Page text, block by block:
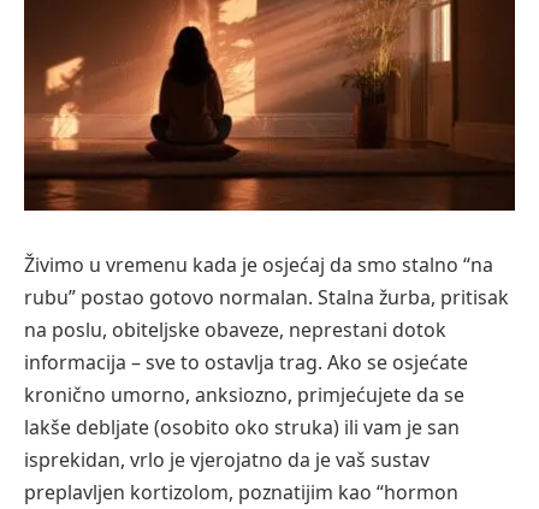
Živimo u vremenu kada je osjećaj da smo stalno “na
rubu” postao gotovo normalan. Stalna žurba, pritisak
na poslu, obiteljske obaveze, neprestani dotok
informacija – sve to ostavlja trag. Ako se osjećate
kronično umorno, anksiozno, primjećujete da se
lakše debljate (osobito oko struka) ili vam je san
isprekidan, vrlo je vjerojatno da je vaš sustav
preplavljen kortizolom, poznatijim kao “hormon